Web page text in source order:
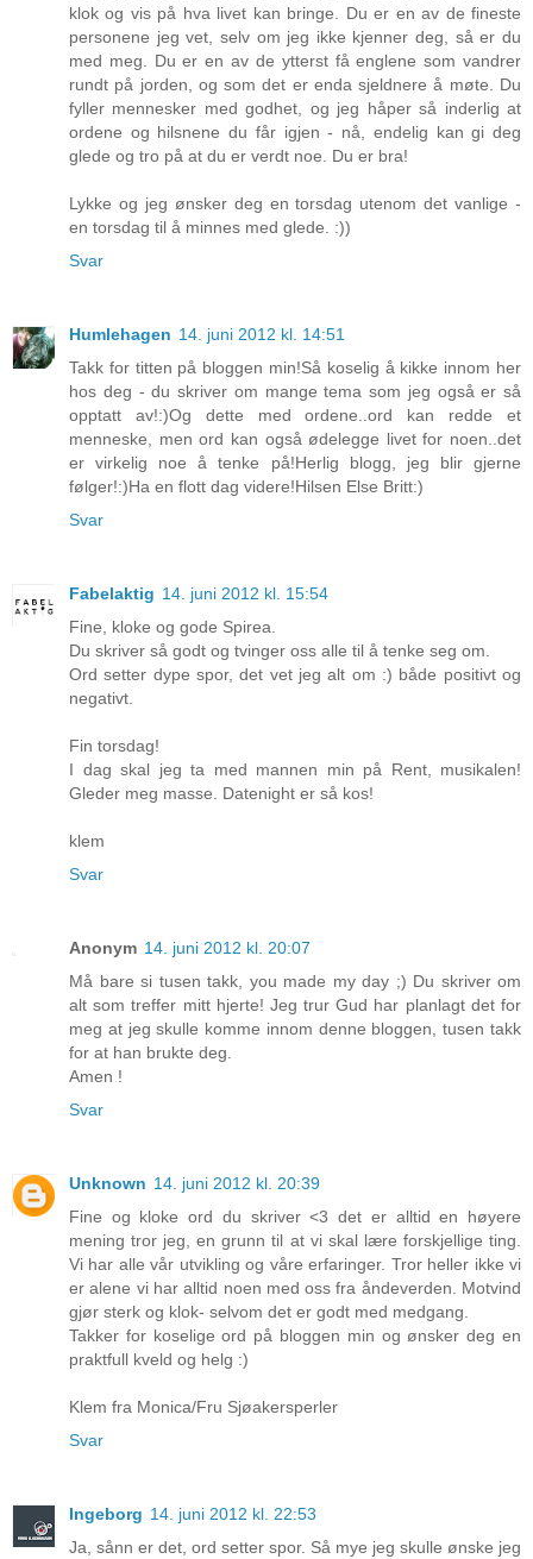
klok og vis på hva livet kan bringe. Du er en av de fineste
personene jeg vet, selv om jeg ikke kjenner deg, så er du
med meg. Du er en av de ytterst få englene som vandrer
rundt på jorden, og som det er enda sjeldnere å møte. Du
fyller mennesker med godhet, og jeg håper så inderlig at
ordene og hilsnene du får igjen - nå, endelig kan gi deg
glede og tro på at du er verdt noe. Du er bra!
Lykke og jeg ønsker deg en torsdag utenom det vanlige -
en torsdag til å minnes med glede. :))
Svar
Humlehagen 14. juni 2012 kl. 14:51
Takk for titten på bloggen min!Så koselig å kikke innom her
hos deg - du skriver om mange tema som jeg også er så
opptatt av!:)Og dette med ordene..ord kan redde et
menneske, men ord kan også ødelegge livet for noen..det
er virkelig noe å tenke på!Herlig blogg, jeg blir gjerne
følger!:)Ha en flott dag videre!Hilsen Else Britt:)
Svar
Fabelaktig 14. juni 2012 kl. 15:54
Fine, kloke og gode Spirea.
Du skriver så godt og tvinger oss alle til å tenke seg om.
Ord setter dype spor, det vet jeg alt om :) både positivt og
negativt.
Fin torsdag!
I dag skal jeg ta med mannen min på Rent, musikalen!
Gleder meg masse. Datenight er så kos!
klem
Svar
Anonym 14. juni 2012 kl. 20:07
Må bare si tusen takk, you made my day ;) Du skriver om
alt som treffer mitt hjerte! Jeg trur Gud har planlagt det for
meg at jeg skulle komme innom denne bloggen, tusen takk
for at han brukte deg.
Amen !
Svar
Unknown 14. juni 2012 kl. 20:39
Fine og kloke ord du skriver <3 det er alltid en høyere
mening tror jeg, en grunn til at vi skal lære forskjellige ting.
Vi har alle vår utvikling og våre erfaringer. Tror heller ikke vi
er alene vi har alltid noen med oss fra åndeverden. Motvind
gjør sterk og klok- selvom det er godt med medgang.
Takker for koselige ord på bloggen min og ønsker deg en
praktfull kveld og helg :)
Klem fra Monica/Fru Sjøakersperler
Svar
Ingeborg 14. juni 2012 kl. 22:53
Ja, sånn er det, ord setter spor. Så mye jeg skulle ønske jeg